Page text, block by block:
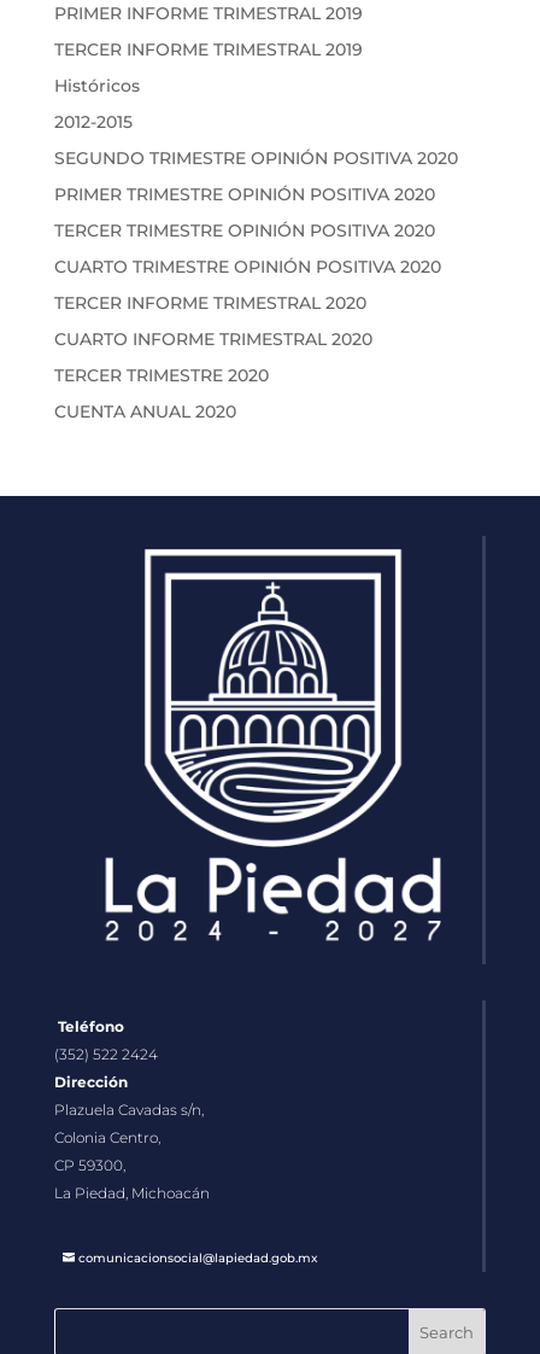
PRIMER INFORME TRIMESTRAL 2019
TERCER INFORME TRIMESTRAL 2019
Históricos
2012-2015
SEGUNDO TRIMESTRE OPINIÓN POSITIVA 2020
PRIMER TRIMESTRE OPINIÓN POSITIVA 2020
TERCER TRIMESTRE OPINIÓN POSITIVA 2020
CUARTO TRIMESTRE OPINIÓN POSITIVA 2020
TERCER INFORME TRIMESTRAL 2020
CUARTO INFORME TRIMESTRAL 2020
TERCER TRIMESTRE 2020
CUENTA ANUAL 2020
Teléfono
(352) 522 2424
Dirección
Plazuela Cavadas s/n,
Colonia Centro,
CP 59300,
La Piedad, Michoacán
comunicacionsocial@lapiedad.gob.mx